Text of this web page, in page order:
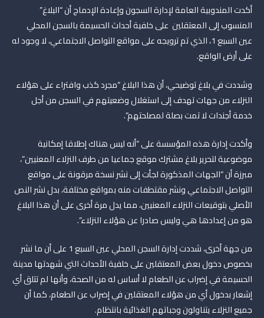
أكدت المندوبية العامة لإدارة السجون وإعادة الإدماج أن “البلاغ”
المنسوب إلى المعتقلين على خلفية أحداث الحسيمة بالسجن المحلي
عين السبع 1، الذي تم ترويجه على مواقع التواصل الاجتماعي، لا وجود له
على أرض الواقع.
وشددت في بلاغ توضيحي، أن هذا البلاغ “مجرد كذب وافتراء على هؤلاء
النزلاء من جهات تهدف إلى استغلال وضعيتهم في السجن من أجل
خدمة أجندات لا تمت بصلة لمصلحتهم”.
وأكدت إدارة هذه المؤسسة على “أنه ليس هناك إطلاقا إمكانية
موضوعية لتحرير بلاغ مشترك موقع جماعيا من طرف النزلاء المعنيين”،
مبرزة أن “الجهات المذكورة لجأت إلى نشر نسخة مرقونة على مواقع
التواصل الاجتماعي ونشر مقتطفات منه بمواقع مختلفة، بدل نشر النص
الأصلي بتوقيعات النزلاء المعنيين، مما يدل مرة أخرى على أن هذا البلاغ
هو من إعدادها هي وليس صادرا عن هؤلاء النزلاء”.
من جهة أخرى، شددت إدارة السجن المحلي عين السبع 1 على أن ما نشر
بخصوص دخول بعض المعتقلين على خلفية الأحداث التي شهدتها مدينة
الحسيمة في إضراب عن الطعام لا أساس له من الصحة، وأنها لم تتلق أي
إشعار بدخول أي من هؤلاء المعتقلين في إضراب عن الطعام، كما أن
جميع النزلاء يتناولون وجباتهم الغذائية بانتظام.